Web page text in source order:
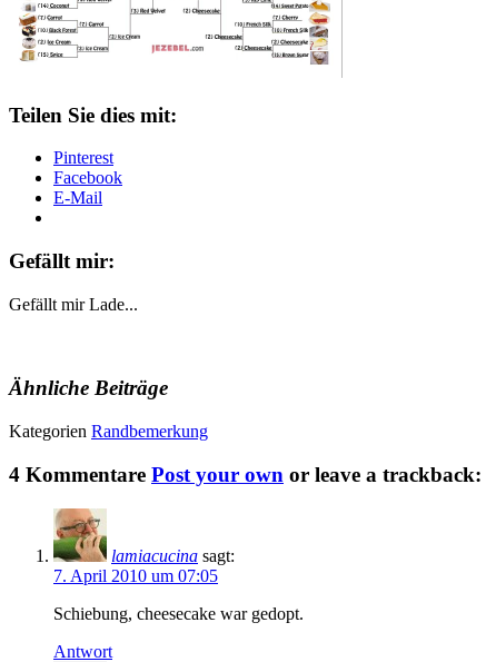
Teilen Sie dies mit:
Pinterest
Facebook
E-Mail
Gefällt mir:
Gefällt mir Lade...
Ähnliche Beiträge
Kategorien Randbemerkung
4 Kommentare Post your own or leave a trackback:
lamiacucina sagt:
7. April 2010 um 07:05
Schiebung, cheesecake war gedopt.
Antwort